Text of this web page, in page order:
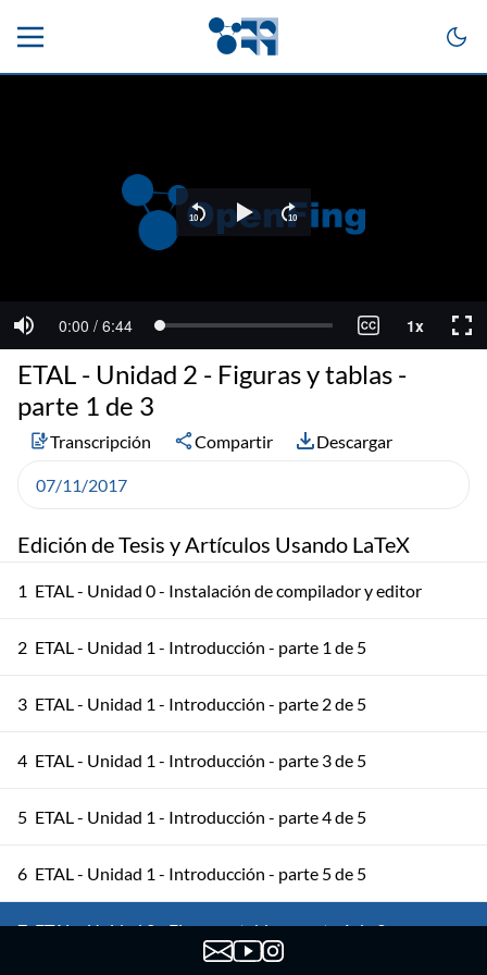
Edición de Tesis y Artículos Usando LaTeX
1 ETAL - Unidad 0 - Instalación de compilador y editor
2 ETAL - Unidad 1 - Introducción - parte 1 de 5
3 ETAL - Unidad 1 - Introducción - parte 2 de 5
4 ETAL - Unidad 1 - Introducción - parte 3 de 5
5 ETAL - Unidad 1 - Introducción - parte 4 de 5
6 ETAL - Unidad 1 - Introducción - parte 5 de 5
7 ETAL - Unidad 2 - Figuras y tablas - parte 1 de 3
ETAL - Unidad 2 - Figuras y tablas -
parte 1 de 3
Transcripción Compartir Descargar
07/11/2017